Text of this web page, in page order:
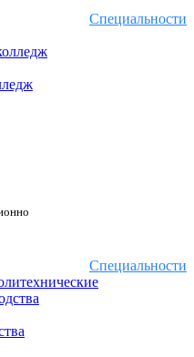
Специальности
Специальности